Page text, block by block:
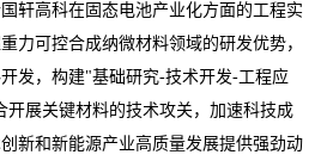
高科在固态电池产业化方面的工程实
力可控合成纳微材料领域的研发优势，
发，构建"基础研究-技术开发-工程应
开展关键材料的技术攻关，加速科技成
新和新能源产业高质量发展提供强劲动